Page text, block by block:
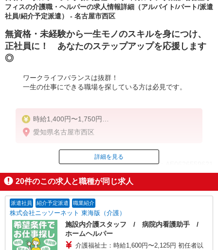
フィスの介護職・ヘルパーの求人情報詳細（アルバイト/パート/派遣
社員/紹介予定派遣） - 名古屋市西区
無資格・未経験から一生モノのスキルを身につけ、
正社員に！ あなたのステップアップを応援します
◎
ワークライフバランスは抜群！
一生の仕事にできる職場を探している方は必見です。
時給1,400円〜1,750円
★週払いOK（規定あり）
愛知県名古屋市西区
ID：AE0626559621
掲載期間終了
詳細を見る
20件のこの求人と職種が同じ求人
派遣社員 紹介予定派遣 職業紹介
株式会社ニッソーネット 東海版（介護）
施設内介護スタッフ / 病院内看護助手 /
ホームヘルパー
介護福祉士：時給1,600円〜2,125円 初任者以